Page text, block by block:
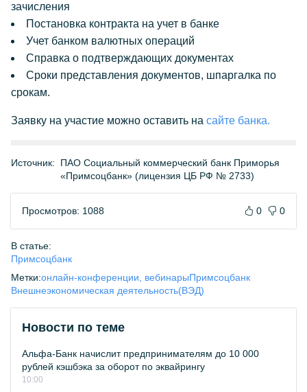
зачисления
Постановка контракта на учет в банке
Учет банком валютных операций
Справка о подтверждающих документах
Сроки представления документов, шпаргалка по
срокам.
Заявку на участие можно оставить на сайте банка.
Источник:
ПАО Социальный коммерческий банк Приморья
«Примсоцбанк» (лицензия ЦБ РФ № 2733)
Просмотров: 1088 0 0
В статье:
Примсоцбанк
Метки:онлайн-конференции, вебинарыПримсоцбанк
Внешнеэкономическая деятельность(ВЭД)
Новости по теме
Альфа-Банк начислит предпринимателям до 10 000
рублей кэшбэка за оборот по эквайрингу
10:00